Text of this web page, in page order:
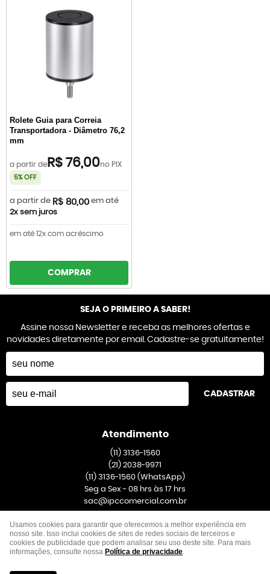
Rolete Guia para Correia
Transportadora - Diâmetro 76,2
mm
a partir de R$ 76,00no PIX
5% OFF
a partir de R$ 80,00 em até
2x sem juros
em até 12x com acréscimo
COMPRAR
SEJA O PRIMEIRO A SABER!
Assine nossa Newsletter e receba as melhores ofertas e
novidades diretamente por email. Cadastre-se gratuitamente!
CADASTRAR
Atendimento
(11)3136-1560
(21) 2038-9971
(11)3136-1560 (WhatsApp)
Seg a Sex - 08 hrs às 17 hrs
sac@ipccomercial.com.br
Endereço
Rua Venezuela, 391, Galpão 1-Taboão, São Bernardo do Campo-SP
CEP: 09667-020
Usamos cookies para garantir que oferecemos a melhor experiência em
nosso site. Isso inclui cookies de sites de redes sociais de terceiros e
cookies de publicidade que podem analisar seu uso deste site. Para mais
informações, consulte nossa Política de privacidade.